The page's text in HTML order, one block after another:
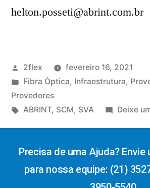
2flex
fevereiro 16, 2021
Fibra Óptica, Infraestrutura,
Provedores
ABRINT, SCM, SVA Deixe
Precisa de uma Ajuda? Envie
para nossa equipe: (21)